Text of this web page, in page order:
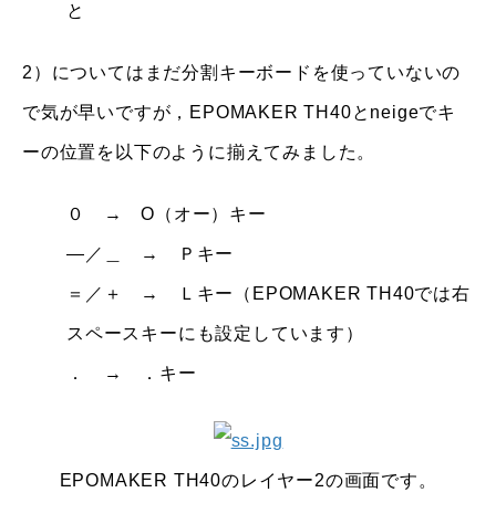
と
2）についてはまだ分割キーボードを使っていないの
で気が早いですが，EPOMAKER TH40とneigeでキ
ーの位置を以下のように揃えてみました。
０ → O（オー）キー
―／＿ → Ｐキー
＝／＋ → Ｌキー（EPOMAKER TH40では右
スペースキーにも設定しています）
． → ．キー
EPOMAKER TH40のレイヤー2の画面です。